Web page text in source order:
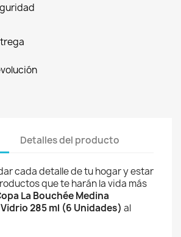
Detalles del producto
cada detalle de tu hogar y estar
que te harán la vida más
La Bouchée Medina
285 ml (6 Unidades) al